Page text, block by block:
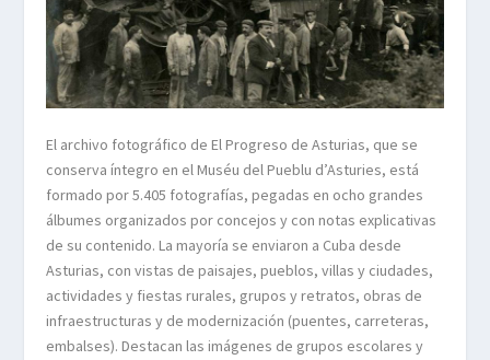
El archivo fotográfico de El Progreso de Asturias, que se
conserva íntegro en el Muséu del Pueblu d’Asturies, está
formado por 5.405 fotografías, pegadas en ocho grandes
álbumes organizados por concejos y con notas explicativas
de su contenido. La mayoría se enviaron a Cuba desde
Asturias, con vistas de paisajes, pueblos, villas y ciudades,
actividades y fiestas rurales, grupos y retratos, obras de
infraestructuras y de modernización (puentes, carreteras,
embalses). Destacan las imágenes de grupos escolares y